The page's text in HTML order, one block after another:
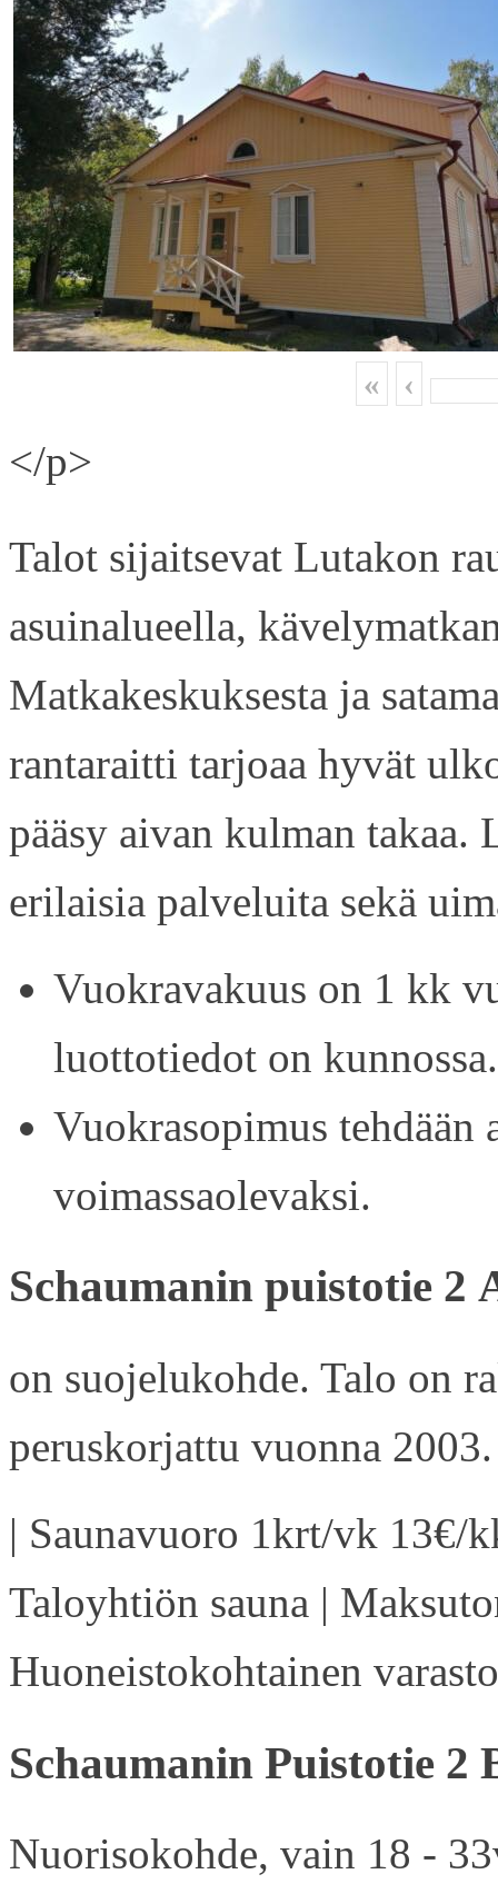
« ‹
</p>
Talot sijaitsevat Lutakon
asuinalueella,
Matkakeskuksesta ja
rantaraitti tarjoaa hyvät
pääsy aivan kulman
erilaisia palveluita sekä
Vuokravakuus on 1 kk
luottotiedot on kunnossa.
Vuokrasopimus tehdään
voimassaolevaksi.
Schaumanin puistotie 2
on suojelukohde. Talo on
peruskorjattu vuonna 2003.
| Saunavuoro 1krt/vk 13€/
Taloyhtiön sauna |
Huoneistokohtainen
Schaumanin Puistotie 2
Nuorisokohde, vain 18 -